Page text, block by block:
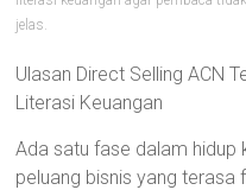
jelas.
Ulasan Direct Selling ACN
Literasi Keuangan
Ada satu fase dalam hidup
peluang bisnis yang terasa